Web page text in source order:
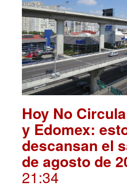
Hoy No
y Edomex:
descansan el
de agosto de
21:34